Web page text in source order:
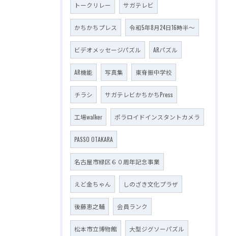
トークリレー サガテレビ
かちかちプレス 令和5年8月24日16時半～
ビデオメッセージパズル ARパズル
AR機能 写真集 東脊振中学校
チラシ サガテレビかちかちPress
工場walker ポラロイドインスタントカメラ
PASSO OTAKARA
名古屋市緑区６０周年記念事業
えど金ちゃん しのざき文化プラザ
後藤恵之輔 会員ランク
松本市立博物館 大型ジグソーパズル